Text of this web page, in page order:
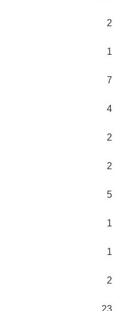
2
1
7
4
2
2
5
1
1
2
23